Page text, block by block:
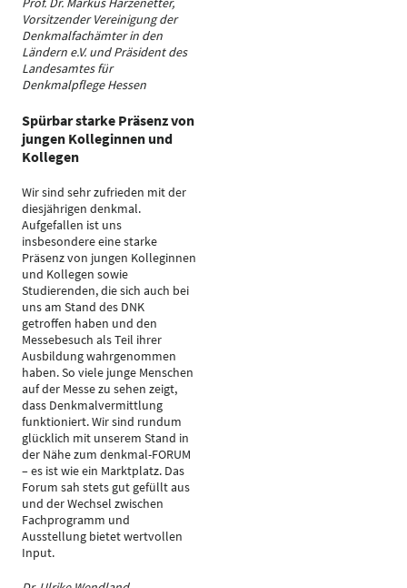
Vorsitzender Vereinigung der
Denkmalfachämter in den
Ländern e.V. und Präsident des
Landesamtes für
Denkmalpflege Hessen
Spürbar starke Präsenz von
jungen Kolleginnen und
Kollegen
Wir sind sehr zufrieden mit der
diesjährigen denkmal.
Aufgefallen ist uns
insbesondere eine starke
Präsenz von jungen Kolleginnen
und Kollegen sowie
Studierenden, die sich auch bei
uns am Stand des DNK
getroffen haben und den
Messebesuch als Teil ihrer
Ausbildung wahrgenommen
haben. So viele junge Menschen
auf der Messe zu sehen zeigt,
dass Denkmalvermittlung
funktioniert. Wir sind rundum
glücklich mit unserem Stand in
der Nähe zum denkmal-FORUM
– es ist wie ein Marktplatz. Das
Forum sah stets gut gefüllt aus
und der Wechsel zwischen
Fachprogramm und
Ausstellung bietet wertvollen
Input.